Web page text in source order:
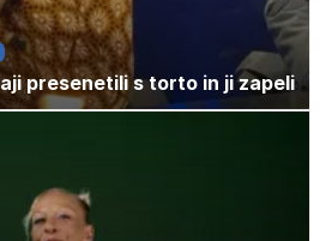
presenetili s torto in ji zapeli